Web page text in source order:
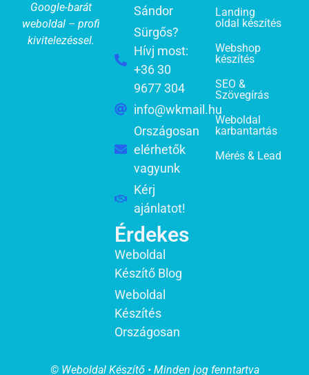
Google-barát
weboldal – profi
kivitelezéssel.
Sándor
Sürgős?
Hívj most:
+36 30
9677 304
info@wkmail.hu
Országosan
elérhetők
vagyunk
Kérj
ajánlatot!
Érdekes
Weboldal
Készítő Blog
Weboldal
Készítés
Országosan
Landing
oldal készítés
Webshop
készítés
SEO &
Szövegírás
Weboldal
karbantartás
Mérés & Lead
© Weboldal Készítő • Minden jog fenntartva